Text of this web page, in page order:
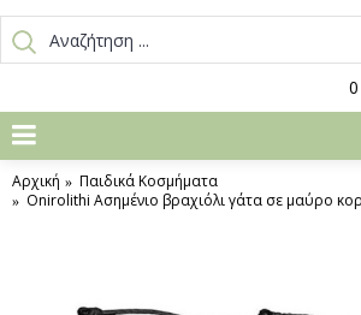
0
Αρχική
Παιδικά Κοσμήματα
Onirolithi Ασημένιο βραχιόλι γάτα σε μαύρο